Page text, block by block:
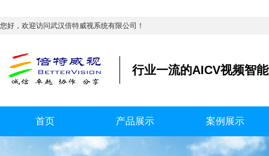
您好，欢迎访问武汉倍特威视系统有限公司！
行业一流的AICV视频智
首页 产品展示 案例展示